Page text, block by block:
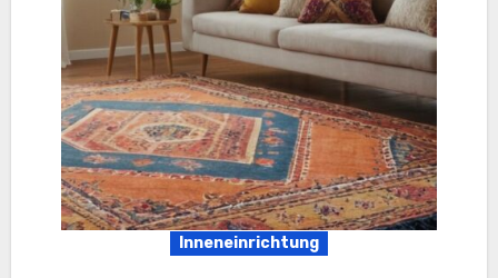
Inneneinrichtung